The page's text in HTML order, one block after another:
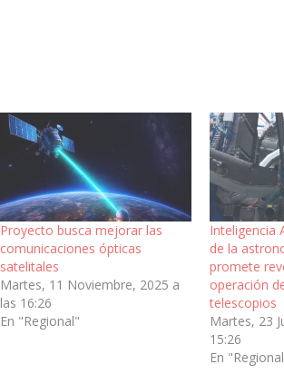
Proyecto busca mejorar las
comunicaciones ópticas
satelitales
Martes, 11 Noviembre, 2025 a
las 16:26
En "Regional"
Inteligencia
de la
promete
operación
telescopios
Martes, 23
15:26
En